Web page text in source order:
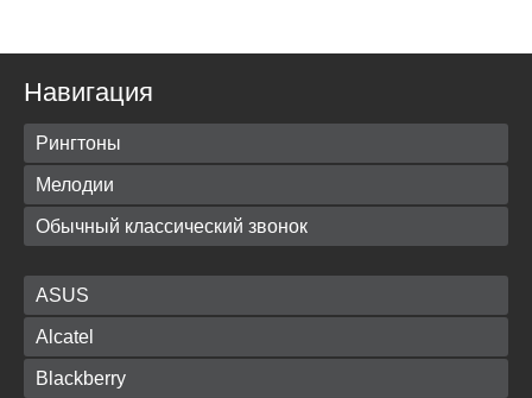
Навигация
Рингтоны
Мелодии
Обычный классический звонок
ASUS
Alcatel
Blackberry